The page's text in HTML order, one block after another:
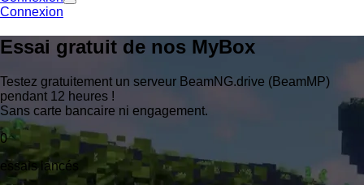
Connexion
Essai gratuit de nos MyBox
Testez gratuitement un serveur BeamNG.drive (BeamMP)
pendant 12 heures !
Sans carte bancaire ni engagement.
0
essais lancés